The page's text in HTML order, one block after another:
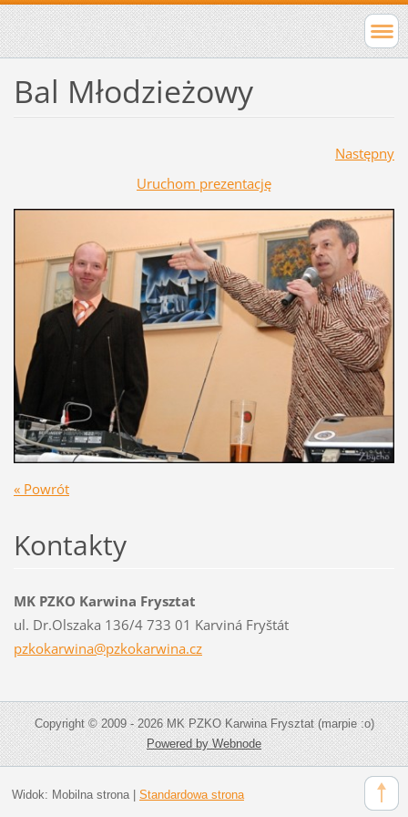
Bal Młodzieżowy
Następny
Uruchom prezentację
« Powrót
Kontakty
MK PZKO Karwina Frysztat
ul. Dr.Olszaka 136/4 733 01 Karviná Fryštát
pzkokarwina@pzkokarwina.cz
Copyright © 2009 - 2026 MK PZKO Karwina Frysztat (marpie :o)
Powered by Webnode
Widok: Mobilna strona| Standardowa strona